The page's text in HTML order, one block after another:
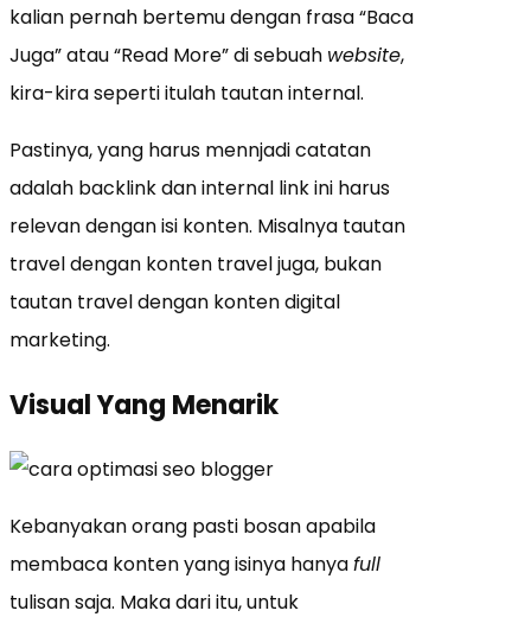
kalian pernah bertemu dengan frasa “Baca
Juga” atau “Read More” di sebuah website,
kira-kira seperti itulah tautan internal.
Pastinya, yang harus mennjadi catatan
adalah backlink dan internal link ini harus
relevan dengan isi konten. Misalnya tautan
travel dengan konten travel juga, bukan
tautan travel dengan konten digital
marketing.
VisualYang Menarik
Kebanyakan orang pasti bosan apabila
membaca konten yang isinya hanyafull
tulisan saja. Maka dari itu, untuk